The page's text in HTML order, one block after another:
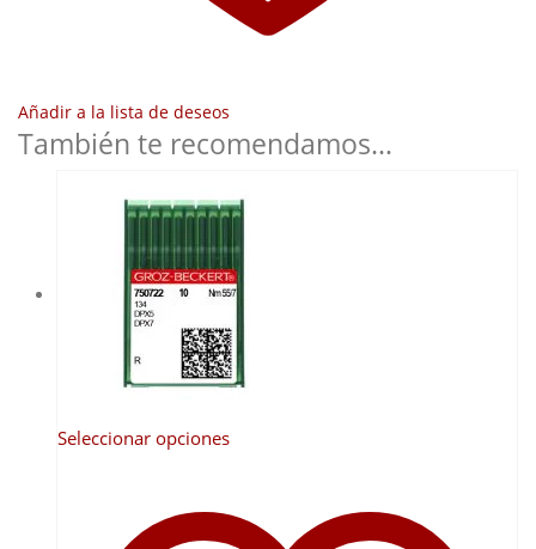
Añadir a la lista de deseos
También te recomendamos…
Seleccionar opcionesEste
múltiples